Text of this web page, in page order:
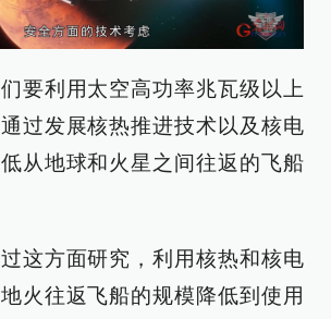
要利用太空高功率兆瓦级以上
过发展核热推进技术以及核电
从地球和火星之间往返的飞船
这方面研究，利用核热和核电
火往返飞船的规模降低到使用